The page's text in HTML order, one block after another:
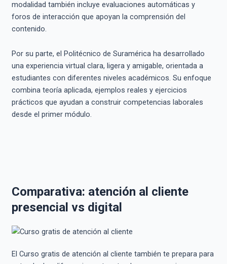
modalidad también incluye evaluaciones automáticas y
foros de interacción que apoyan la comprensión del
contenido.
Por su parte, el Politécnico de Suramérica ha desarrollado
una experiencia virtual clara, ligera y amigable, orientada a
estudiantes con diferentes niveles académicos. Su enfoque
combina teoría aplicada, ejemplos reales y ejercicios
prácticos que ayudan a construir competencias laborales
desde el primer módulo.
Comparativa: atención al cliente
presencial vs digital
El Curso gratis de atención al cliente también te prepara para